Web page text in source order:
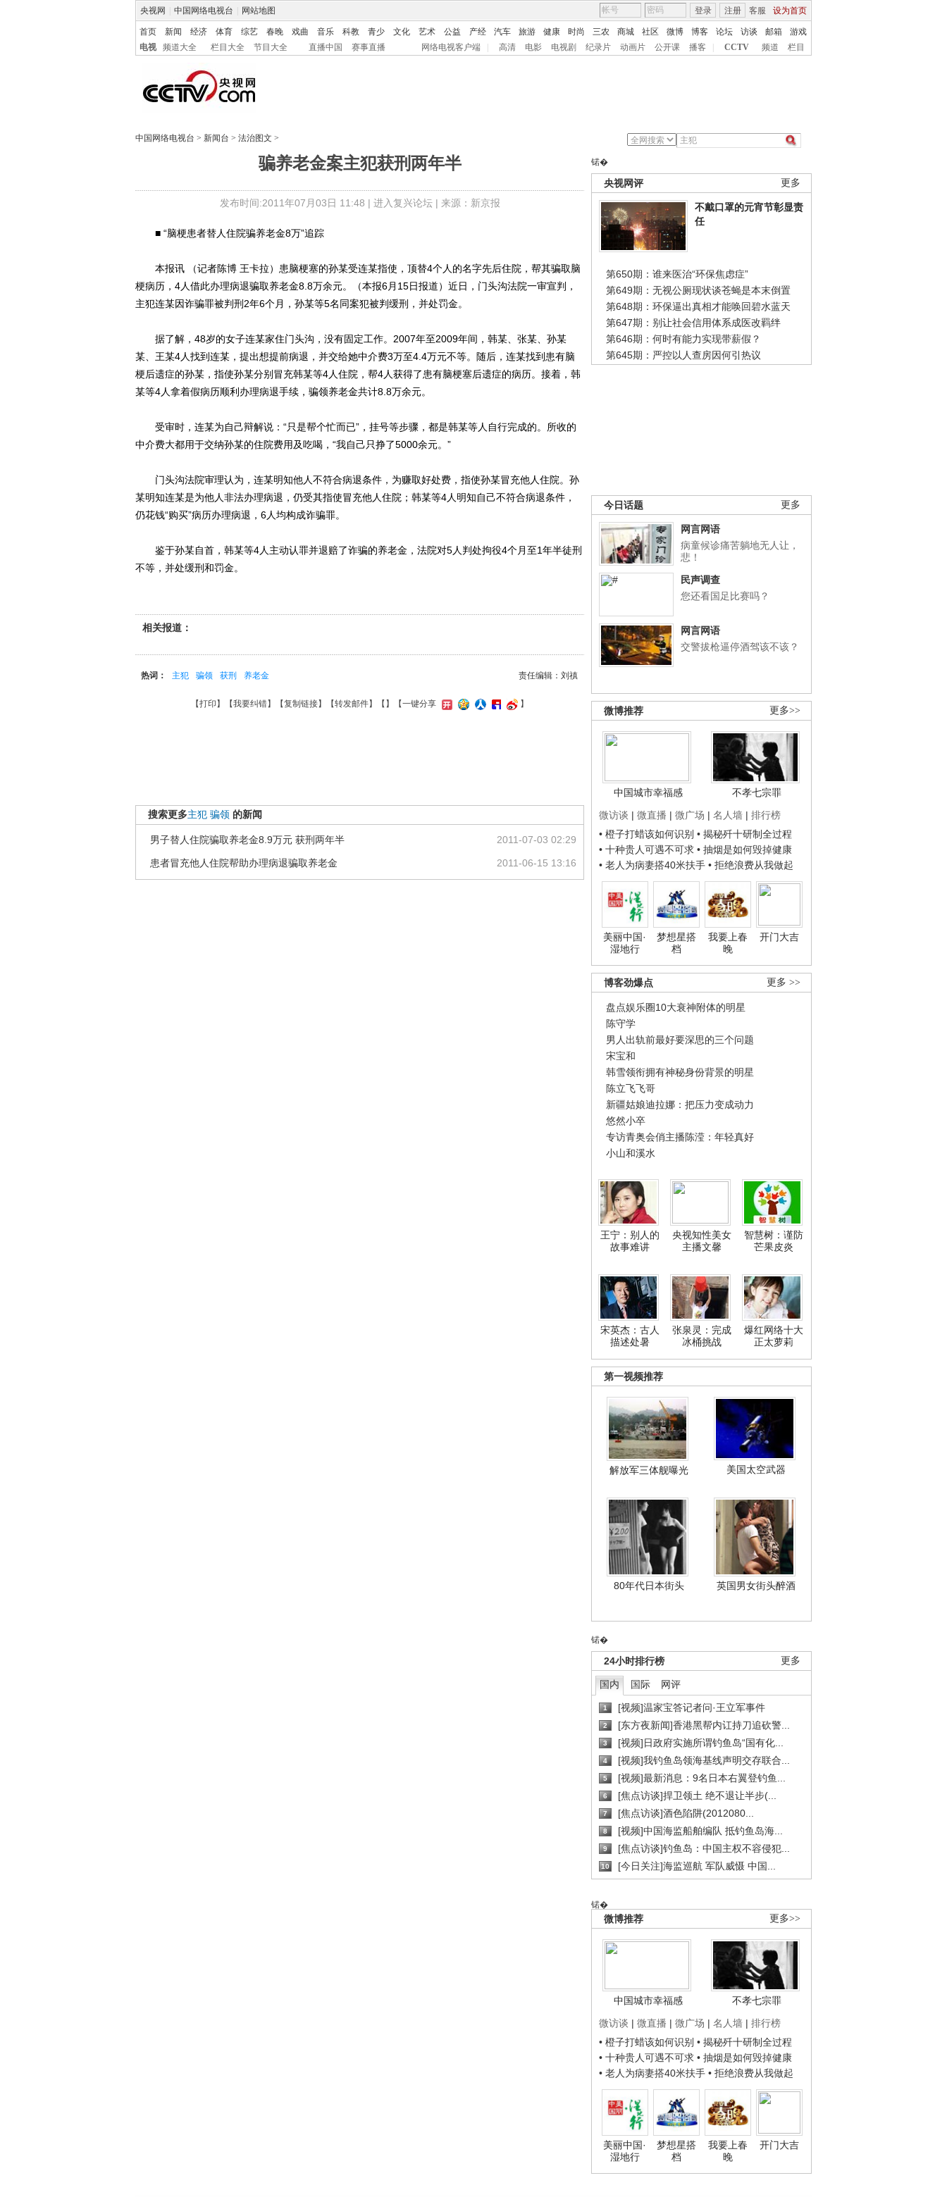
央视网 中国网络电视台 网站地图 客服 设为首页
登录 注册
首页 新闻 经济 体育 综艺 春晚 戏曲 音乐 科教 青少 文化 艺术 公益 产经 汽车 旅游 健康 时尚 三农 商城 社区 微博 博客 论坛 访谈 邮箱
游戏
电视
频道大全 栏目大全 节目大全 直播中国 赛事直播 网络电视客户端 高清 电影 电视剧 纪录片 动画片 公开课 播客 CCTV 频道 栏目
中国网络电视台 > 新闻台 > 法治图文 >
骗养老金案主犯获刑两年半
发布时间:2011年07月03日 11:48 | 进入复兴论坛| 来源：新京报
锘�
更多
央视网评
不戴口罩的元宵节彰显责
任
第650期：谁来医治“环保焦虑症”
第649期：无视公厕现状谈苍蝇是本末倒置
第648期：环保逼出真相才能唤回碧水蓝天
第647期：别让社会信用体系成医改羁绊
第646期：何时有能力实现带薪假？
第645期：严控以人查房因何引热议
更多
今日话题
网言网语
病童候诊痛苦躺地无人让，
悲！
民声调查
您还看国足比赛吗？
网言网语
交警拔枪逼停酒驾该不该？
更多>>
微博推荐
中国城市幸福感
不孝七宗罪
微访谈 | 微直播 | 微广场 | 名人墙 | 排行榜
• 橙子打蜡该如何识别 • 揭秘歼十研制全过程
• 十种贵人可遇不可求 • 抽烟是如何毁掉健康
• 老人为病妻搭40米扶手 • 拒绝浪费从我做起
美丽中国·
湿地行
梦想星搭
档
我要上春
晚
开门大吉
更多 >>
博客劲爆点
盘点娱乐圈10大衰神附体的明星
陈守学
男人出轨前最好要深思的三个问题
宋宝和
韩雪领衔拥有神秘身份背景的明星
陈立飞飞哥
新疆姑娘迪拉娜：把压力变成动力
悠然小卒
专访青奥会俏主播陈滢：年轻真好
小山和溪水
王宁：别人的
故事难讲
央视知性美女
主播文馨
智慧树：谨防
芒果皮炎
宋英杰：古人
描述处暑
张泉灵：完成
冰桶挑战
爆红网络十大
正太萝莉
第一视频推荐
解放军三体舰曝光 美国太空武器
80年代日本街头 英国男女街头醉酒
锘�
更多
24小时排行榜
国内 国际 网评
1 [视频]温家宝答记者问·王立军事件
2 [东方夜新闻]香港黑帮内讧持刀追砍警...
3 [视频]日政府实施所谓钓鱼岛“国有化...
4 [视频]我钓鱼岛领海基线声明交存联合...
5 [视频]最新消息：9名日本右翼登钓鱼...
6 [焦点访谈]捍卫领土 绝不退让半步(...
7 [焦点访谈]酒色陷阱(2012080...
8 [视频]中国海监船舶编队 抵钓鱼岛海...
9 [焦点访谈]钓鱼岛：中国主权不容侵犯...
10 [今日关注]海监巡航 军队威慑 中国...
锘�
更多>>
微博推荐
中国城市幸福感
不孝七宗罪
微访谈 | 微直播 | 微广场 | 名人墙 | 排行榜
• 橙子打蜡该如何识别 • 揭秘歼十研制全过程
• 十种贵人可遇不可求 • 抽烟是如何毁掉健康
• 老人为病妻搭40米扶手 • 拒绝浪费从我做起
美丽中国·
湿地行
梦想星搭
档
我要上春
晚
开门大吉
■ “脑梗患者替人住院骗养老金8万”追踪
本报讯 （记者陈博 王卡拉）患脑梗塞的孙某受连某指使，顶替4个人的名字先后住院，帮其骗取脑
梗病历，4人借此办理病退骗取养老金8.8万余元。（本报6月15日报道）近日，门头沟法院一审宣判，
主犯连某因诈骗罪被判刑2年6个月，孙某等5名同案犯被判缓刑，并处罚金。
据了解，48岁的女子连某家住门头沟，没有固定工作。2007年至2009年间，韩某、张某、孙某
某、王某4人找到连某，提出想提前病退，并交给她中介费3万至4.4万元不等。随后，连某找到患有脑
梗后遗症的孙某，指使孙某分别冒充韩某等4人住院，帮4人获得了患有脑梗塞后遗症的病历。接着，韩
某等4人拿着假病历顺利办理病退手续，骗领养老金共计8.8万余元。
受审时，连某为自己辩解说：“只是帮个忙而已”，挂号等步骤，都是韩某等人自行完成的。所收的
中介费大都用于交纳孙某的住院费用及吃喝，“我自己只挣了5000余元。”
门头沟法院审理认为，连某明知他人不符合病退条件，为赚取好处费，指使孙某冒充他人住院。孙
某明知连某是为他人非法办理病退，仍受其指使冒充他人住院；韩某等4人明知自己不符合病退条件，
仍花钱“购买”病历办理病退，6人均构成诈骗罪。
鉴于孙某自首，韩某等4人主动认罪并退赔了诈骗的养老金，法院对5人判处拘役4个月至1年半徒刑
不等，并处缓刑和罚金。
相关报道：
责任编辑：刘禛
热词： 主犯 骗领 获刑 养老金
【打印 】【我要纠错】【复制链接】【转发邮件】【 】 【一键分享 】
搜索更多主犯 骗领 的新闻
2011-07-03 02:29
男子替人住院骗取养老金8.9万元 获刑两年半
2011-06-15 13:16
患者冒充他人住院帮助办理病退骗取养老金